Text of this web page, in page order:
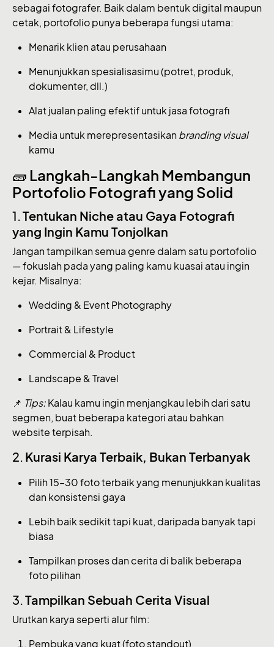
sebagai fotografer. Baik dalam bentuk digital maupun
cetak, portofolio punya beberapa fungsi utama:
Menarik klien atau perusahaan
Menunjukkan spesialisasimu (potret, produk,
dokumenter, dll.)
Alat jualan paling efektif untuk jasa fotografi
Media untuk merepresentasikan branding visual
kamu
🧱 Langkah-Langkah Membangun
Portofolio Fotografi yang Solid
1.Tentukan Niche atau Gaya Fotografi
yang Ingin Kamu Tonjolkan
Jangan tampilkan semua genre dalam satu portofolio
— fokuslah pada yang paling kamu kuasai atau ingin
kejar. Misalnya:
Wedding & Event Photography
Portrait & Lifestyle
Commercial & Product
Landscape & Travel
📌 Tips: Kalau kamu ingin menjangkau lebih dari satu
segmen, buat beberapa kategori atau bahkan
website terpisah.
2. Kurasi Karya Terbaik, Bukan Terbanyak
Pilih 15–30 foto terbaik yang menunjukkan kualitas
dan konsistensi gaya
Lebih baik sedikit tapi kuat, daripada banyak tapi
biasa
Tampilkan proses dan cerita di balik beberapa
foto pilihan
3.Tampilkan Sebuah Cerita Visual
Urutkan karya seperti alur film:
Pembuka yang kuat (foto standout)